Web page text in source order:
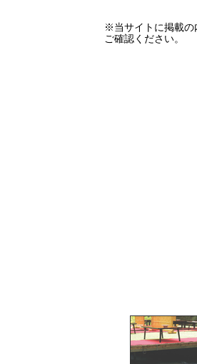
※当サイトに掲載の
ご確認ください。